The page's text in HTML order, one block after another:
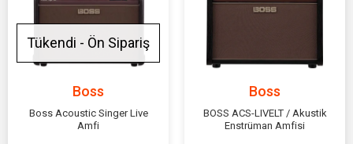
Tükendi - Ön Sipariş
Boss
Boss Acoustic Singer Live
Amfi
Boss
BOSS ACS-LIVELT / Akustik
Enstrüman Amfisi